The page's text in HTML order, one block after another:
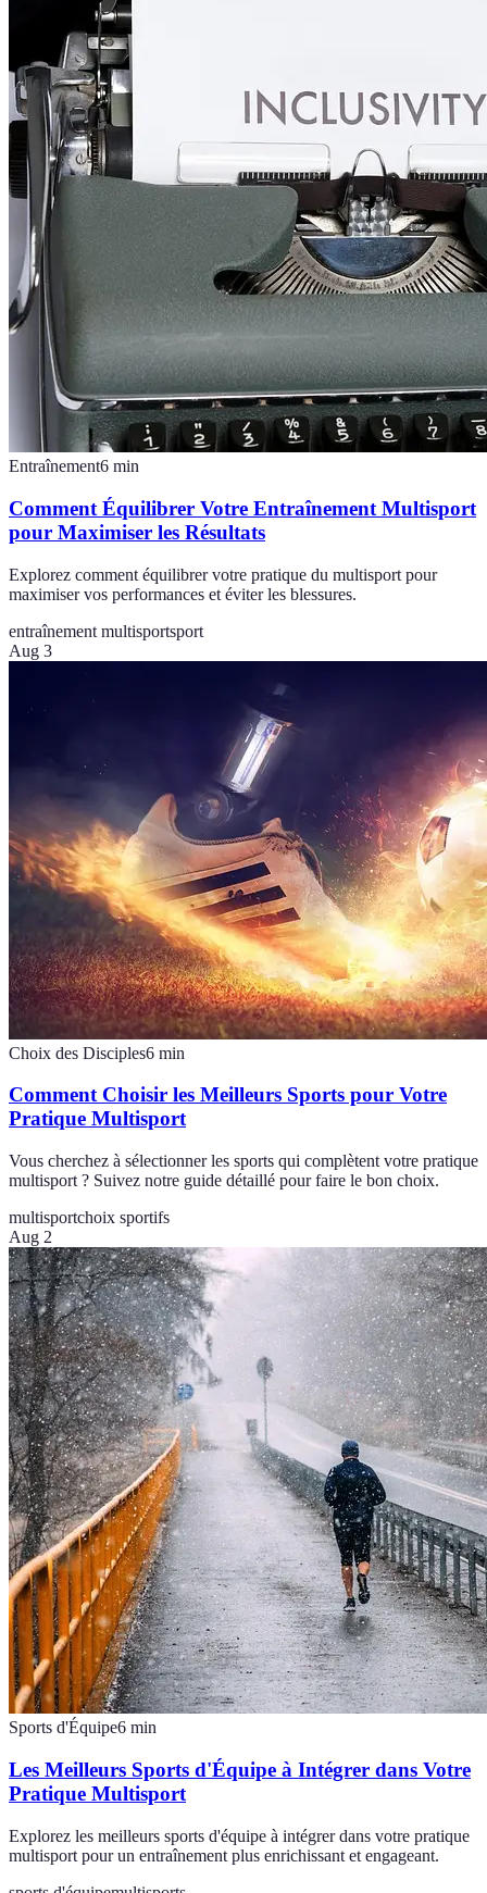
Entraînement6 min
Comment Équilibrer Votre Entraînement Multisport
pour Maximiser les Résultats
Explorez comment équilibrer votre pratique du multisport pour
maximiser vos performances et éviter les blessures.
entraînement multisportsport
Aug 3
Choix des Disciples6 min
Comment Choisir les Meilleurs Sports pour Votre
Pratique Multisport
Vous cherchez à sélectionner les sports qui complètent votre pratique
multisport ? Suivez notre guide détaillé pour faire le bon choix.
multisportchoix sportifs
Aug 2
Sports d'Équipe6 min
Les Meilleurs Sports d'Équipe à Intégrer dans Votre
Pratique Multisport
Explorez les meilleurs sports d'équipe à intégrer dans votre pratique
multisport pour un entraînement plus enrichissant et engageant.